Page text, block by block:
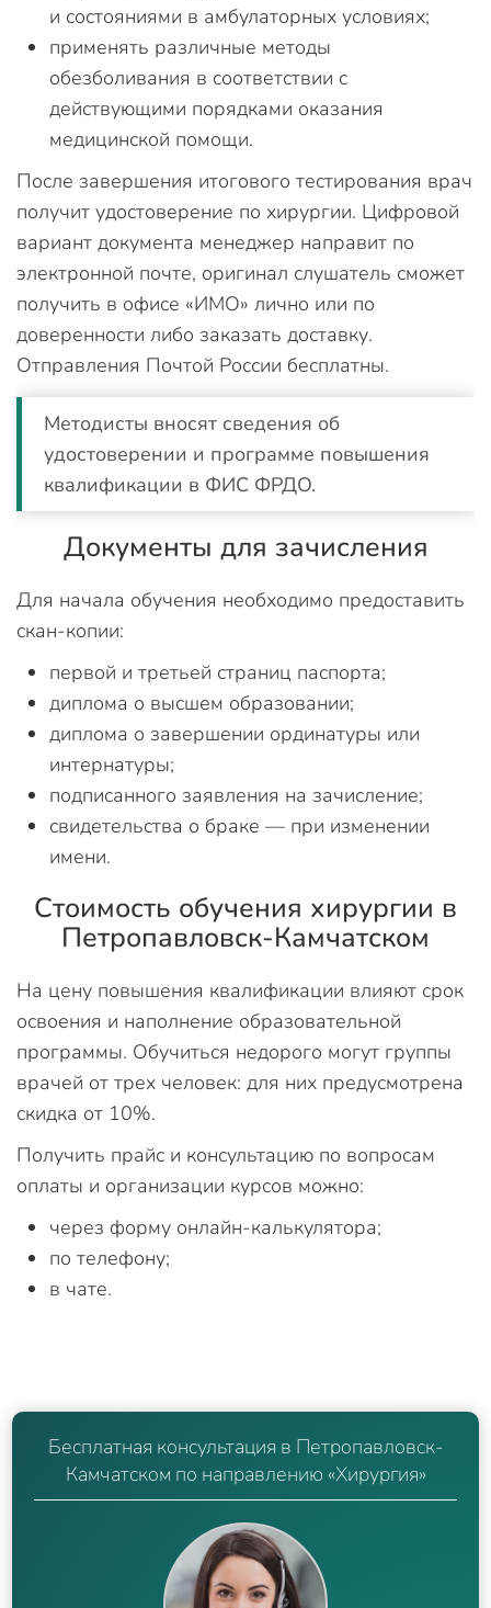
и состояниями в амбулаторных условиях;
применять различные методы
обезболивания в соответствии с
действующими порядками оказания
медицинской помощи.
После завершения итогового тестирования врач
получит удостоверение по хирургии. Цифровой
вариант документа менеджер направит по
электронной почте, оригинал слушатель сможет
получить в офисе «ИМО» лично или по
доверенности либо заказать доставку.
Отправления Почтой России бесплатны.
Методисты вносят сведения об
удостоверении и программе повышения
квалификации в ФИС ФРДО.
Документы для зачисления
Для начала обучения необходимо предоставить
скан-копии:
первой и третьей страниц паспорта;
диплома о высшем образовании;
диплома о завершении ординатуры или
интернатуры;
подписанного заявления на зачисление;
свидетельства о браке — при изменении
имени.
Стоимость обучения хирургии в
Петропавловск-Камчатском
На цену повышения квалификации влияют срок
освоения и наполнение образовательной
программы. Обучиться недорого могут группы
врачей от трех человек: для них предусмотрена
скидка от 10%.
Получить прайс и консультацию по вопросам
оплаты и организации курсов можно:
через форму онлайн-калькулятора;
по телефону;
в чате.
Бесплатная консультация в Петропавловск-
Камчатском по направлению «Хирургия»